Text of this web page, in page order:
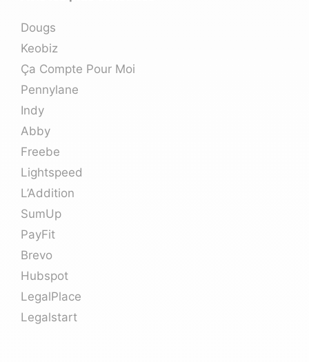
Dougs
Keobiz
Ça Compte Pour Moi
Pennylane
Indy
Abby
Freebe
Lightspeed
L’Addition
SumUp
PayFit
Brevo
Hubspot
LegalPlace
Legalstart